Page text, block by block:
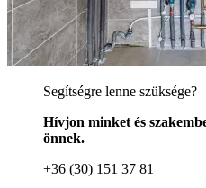
Segítségre lenne szüksége?
Hívjon minket és
önnek.
+36 (30) 151 37 81